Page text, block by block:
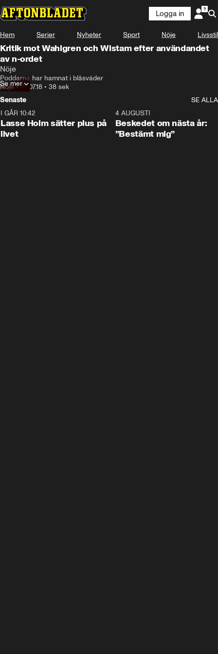
Logga in
Hem Serier Nyheter Sport Nöje Livsstil
Kritik mot Wahlgren och Wistam efter användandet
av n-ordet
Nöje
Poddarna har hamnat i blåsväder
Nöje•20.07.18 • 38 sek
Se mer
Senaste
SE ALLA
I GÅR 10:42
Lasse Holm sätter plus på
livet
4 AUGUSTI
Beskedet om nästa år:
”Bestämt mig”